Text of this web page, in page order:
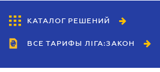
КАТАЛОГ РЕШЕНИЙ
ВСЕ ТАРИФЫ ЛІГА:ЗАКОН